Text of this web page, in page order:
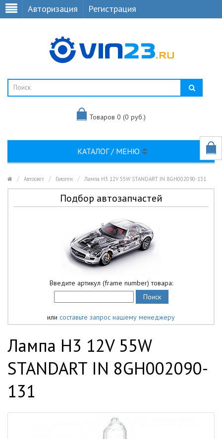
Авторизация Регистрация
Товаров 0 (0 руб.)
КАТАЛОГ / МЕНЮ
Автосвет Галоген Лампа H3 12V 55W STANDART IN 8GH002090-131
Подбор автозапчастей
Введите артикул (frame number) товара:
или составьте запрос нашему менеджеру
Лампа H3 12V 55W
STANDART IN 8GH002090-
131